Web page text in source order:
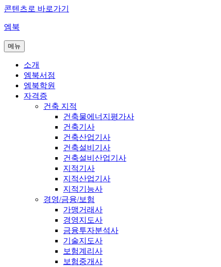
콘텐츠로 바로가기
엠북
메뉴
소개
엠북서점
엠북학원
자격증
건축 지적
건축물에너지평가사
건축기사
건축산업기사
건축설비기사
건축설비산업기사
지적기사
지적산업기사
지적기능사
경영/금융/보험
가맹거래사
경영지도사
금융투자분석사
기술지도사
보험계리사
보험중개사